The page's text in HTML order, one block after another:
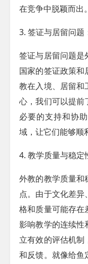
在竞争中脱颖而出。
3. 签证与居留问
签证与居留问题是
国家的签证政策
教在入境、居留和
心，我们可以提
必要的支持和协
域，让它们能够顺
4. 教学质量与稳
外教的教学质量
点。由于文化差
格和质量可能存
影响教学的连续性
立有效的评估机
和反馈。就像给